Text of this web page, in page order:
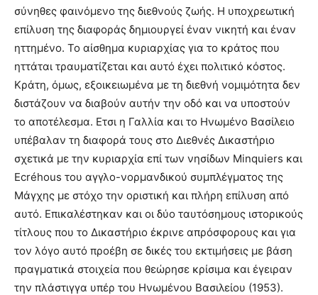
xxx
lyons
teaches
you
the
meaning
of
pain.
pornhun
hd
porn
σύνηθες φαινόμενο της διεθνούς ζωής. Η υποχρεωτική
επίλυση της διαφοράς δημιουργεί έναν νικητή και έναν
ηττημένο. Το αίσθημα κυριαρχίας για το κράτος που
ηττάται τραυματίζεται και αυτό έχει πολιτικό κόστος.
Κράτη, όμως, εξοικειωμένα με τη διεθνή νομιμότητα δεν
διστάζουν να διαβούν αυτήν την οδό και να υποστούν
το αποτέλεσμα. Ετσι η Γαλλία και το Ηνωμένο Βασίλειο
υπέβαλαν τη διαφορά τους στο Διεθνές Δικαστήριο
σχετικά με την κυριαρχία επί των νησίδων Minquiers και
Ecréhous του αγγλο-νορμανδικού συμπλέγματος της
Μάγχης με στόχο την οριστική και πλήρη επίλυση από
αυτό. Επικαλέστηκαν και οι δύο ταυτόσημους ιστορικούς
τίτλους που το Δικαστήριο έκρινε απρόσφορους και για
τον λόγο αυτό προέβη σε δικές του εκτιμήσεις με βάση
πραγματικά στοιχεία που θεώρησε κρίσιμα και έγειραν
την πλάστιγγα υπέρ του Ηνωμένου Βασιλείου (1953).